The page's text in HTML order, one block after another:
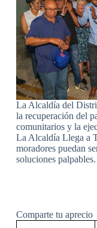
La Alcaldía del
la recuperación del
comunitarios y la
La Alcaldía Llega a
moradores puedan
soluciones palpables.
Comparte tu aprecio